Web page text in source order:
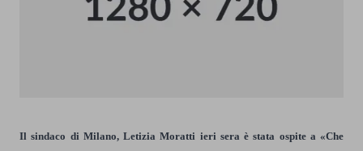
Il sindaco di Milano, Letizia Moratti ieri sera è stata ospite a «Che